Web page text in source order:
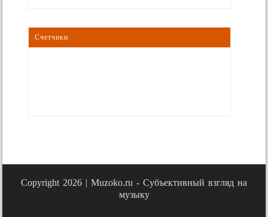
Счетчики
Copyright 2026 | Muzoko.ru - Субъективный взгляд на
музыку